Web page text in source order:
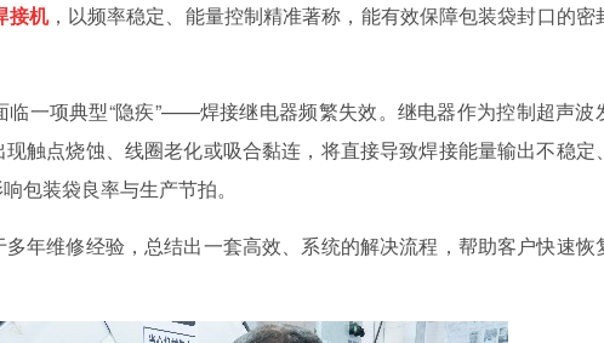
接机，以频率稳定、能量控制精准著称，能有效保障包装袋封口的密
一项典型“隐疾”——焊接继电器频繁失效。继电器作为控制超声波
触点烧蚀、线圈老化或吸合黏连，将直接导致焊接能量输出不稳定
包装袋良率与生产节拍。
年维修经验，总结出一套高效、系统的解决流程，帮助客户快速恢